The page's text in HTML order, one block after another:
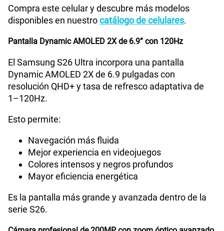
Radio FM
Capacidad Memoria Interna 256GB
GPS
Reconocimiento Facial
Compra este celular y descubre más modelos
disponibles en nuestrocatálogo de celulares.
Pantalla Dynamic AMOLED 2X de 6.9” con 120Hz
El Samsung S26 Ultra incorpora una pantalla
Dynamic AMOLED 2X de 6.9 pulgadas con
resolución QHD+ y tasa de refresco adaptativa de
1–120Hz.
Esto permite:
Navegación más fluida
Mejor experiencia en videojuegos
Colores intensos y negros profundos
Mayor eficiencia energética
Es la pantalla más grande y avanzada dentro de la
serie S26.